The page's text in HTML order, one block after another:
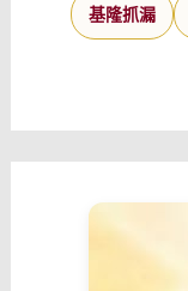
基隆抓漏